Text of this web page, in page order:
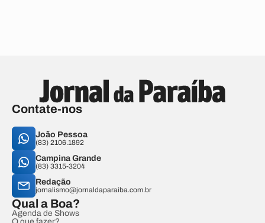
Contate-nos
João Pessoa
(83) 2106.1892
Campina Grande
(83) 3315-3204
Redação
jornalismo@jornaldaparaiba.com.br
Qual a Boa?
Agenda de Shows